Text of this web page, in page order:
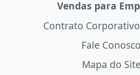
Vendas para
Contrato
Fale Conosco
Mapa do Site